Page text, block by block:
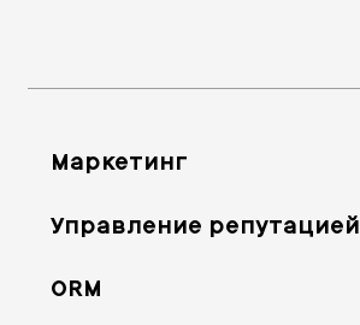
Маркетинг
Управление репутацией
ORM